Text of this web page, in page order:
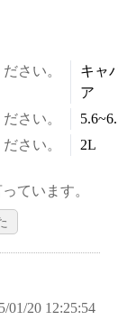
さい。
キャバ
ア
さい。
さい。
2L
ています。
01/20 12:25:54